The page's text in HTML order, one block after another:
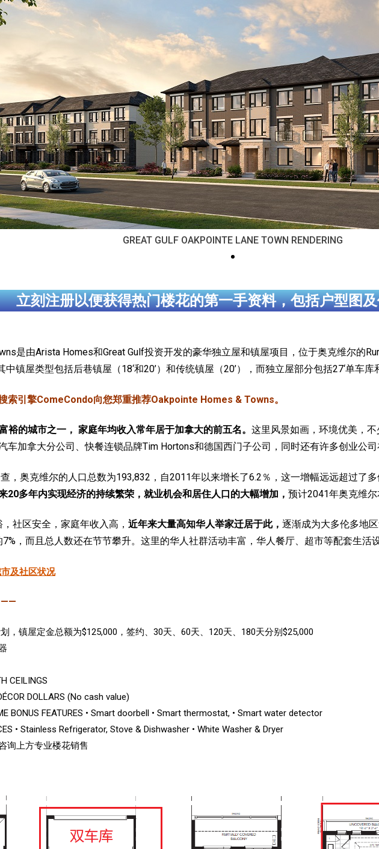
GREAT GULF OAKPOINTE LANE TOWN RENDERING
立刻注册以便获得热门楼花的第一手资料，包括户型图
是由Arista Homes和Great Gulf投资开发的豪华独立屋和镇屋项目，位于奥克维尔的
中镇屋类型包括后巷镇屋 （18‘和20’） 和传统镇屋（20’），而独立屋部分包括27‘单车库
索引擎ComeCondo向您郑重推荐Oakpointe Homes & Towns。
裕的城市之一， 家庭年均收入常年居于加拿大的前五名。 这里风景如画，环境优美，
车加拿大分公司、快餐连锁品牌Tim Hortons和德国西门子公司，同时还有许多创业公
，奥克维尔的人口总数为193,832，自2011年以来增长了6.2％，这一增幅远远超过了
20多年内实现经济的持续繁荣，就业机会和居住人口的大幅增加， 预计2041年奥克维尔
社区安全，家庭年收入高， 近年来大量高知华人举家迁居于此， 逐渐成为大多伦多地
，而且总人数还在节节攀升。这里的华人社群活动丰富，华人餐厅、超市等配套生活
及社区状况
，镇屋定金总额为$125,000，签约、30天、60天、120天、180天分别$25,000
CEILINGS
DOLLARS (No cash value)
BONUS FEATURES • Smart doorbell • Smart thermostat, • Smart water detector
• Stainless Refrigerator, Stove & Dishwasher • White Washer & Dryer
询上方专业楼花销售